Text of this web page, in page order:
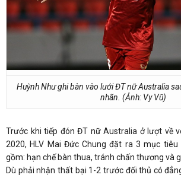
Huỳnh Như ghi bàn vào lưới ĐT nữ Australia
nhãn. (Ảnh: Vy Vũ)
Trước khi tiếp đón ĐT nữ Australia ở lượt về
2020, HLV Mai Đức Chung đặt ra 3 mục
gồm: hạn chế bàn thua, tránh chấn thương và
Dù phải nhận thất bại 1-2 trước đối thủ có